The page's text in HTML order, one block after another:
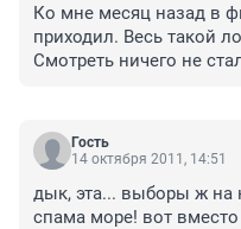
Ко мне месяц назад в
приходил. Весь такой
Смотреть ничего не
всеравно выполнить
существующим нормам,
другой. С таким
Гость
14 октября 2011, 14:51
дык, эта... выборы ж на
спама море! вот вместо